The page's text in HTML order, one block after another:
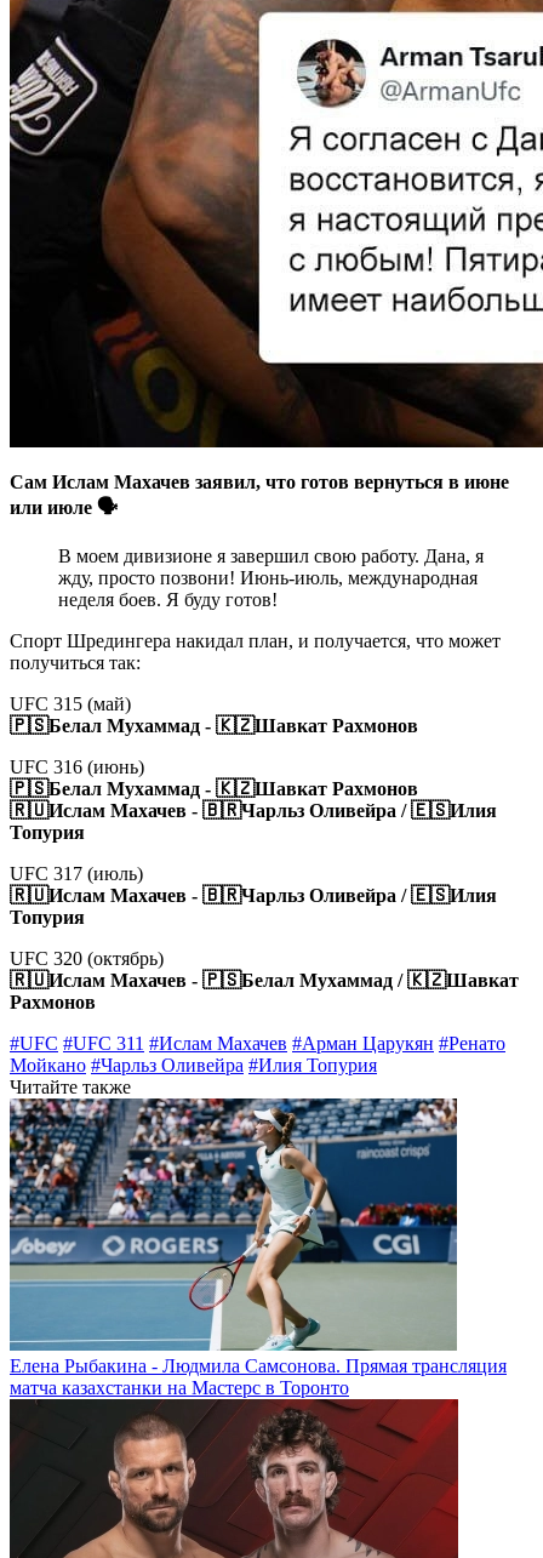
Сам Ислам Махачев заявил, что готов вернуться в июне
или июле 🗣
В моем дивизионе я завершил свою работу. Дана, я
жду, просто позвони! Июнь-июль, международная
неделя боев. Я буду готов!
Спорт Шредингера накидал план, и получается, что может
получиться так:
UFC 315 (май)
🇵🇸Белал Мухаммад - 🇰🇿Шавкат Рахмонов
UFC 316 (июнь)
🇵🇸Белал Мухаммад - 🇰🇿Шавкат Рахмонов
🇷🇺Ислам Махачев - 🇧🇷Чарльз Оливейра / 🇪🇸Илия
Топурия
UFC 317 (июль)
🇷🇺Ислам Махачев - 🇧🇷Чарльз Оливейра / 🇪🇸Илия
Топурия
UFC 320 (октябрь)
🇷🇺Ислам Махачев - 🇵🇸Белал Мухаммад / 🇰🇿Шавкат
Рахмонов
#UFC #UFC 311 #Ислам Махачев #Арман Царукян #Ренато
Мойкано #Чарльз Оливейра #Илия Топурия
Читайте также
Елена Рыбакина - Людмила Самсонова. Прямая трансляция
матча казахстанки на Мастерс в Торонто